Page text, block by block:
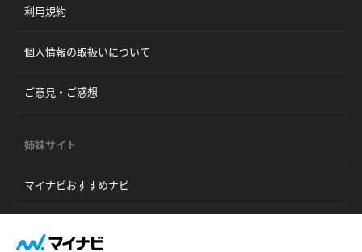
利用規約
個人情報の取扱いについて
ご意見・ご感想
姉妹サイト
マイナビおすすめナビ